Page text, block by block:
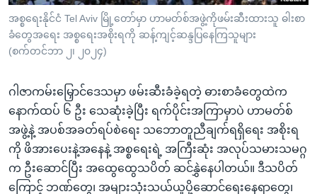
ရန်
ရှာဖွေ
ရန်
ဘာသာစကားများ
အစ္စရေးနိုင်ငံ Tel Aviv မြို့တော်မှာ ဟာမတ်စ်အဖွဲ့ကိုဖမ်းဆီးထားသူ ဓါးစာ
ခံတွေအရေး အစ္စရေးအစိုးရကို ဆန့်ကျင့်ဆန္ဒပြနေကြသူများ
(စက်တင်ဘာ ၂၊ ၂၀၂၄)
ဂါဇာကမ်းမြှောင်ဒေသမှာ ဖမ်းဆီးခံခဲ့ရတဲ့ ဓားစာခံတွေထဲက
နောက်ထပ် ၆ ဦး သေဆုံးခဲ့ပြီး ရက်ပိုင်းအကြာမှာပဲ ဟာမတ်စ်
အဖွဲ့နဲ့ အပစ်အခတ်ရပ်စဲရေး သဘောတူညီချက်ရရှိရေး အစိုးရ
ကို ဖိအားပေးနဲ့အနေနဲ့ အစ္စရေးရဲ့ အကြီးဆုံး အလုပ်သမားသမဂ္ဂ
က ဦးဆောင်ပြီး အထွေထွေသပိတ် ဆင်နွှဲနေပါတယ်။ ဒီသပိတ်
ကြောင့် ဘဏ်တွေ၊ အများသုံးသယ်ယူပို့ဆောင်ရေးနေရာတွေ၊